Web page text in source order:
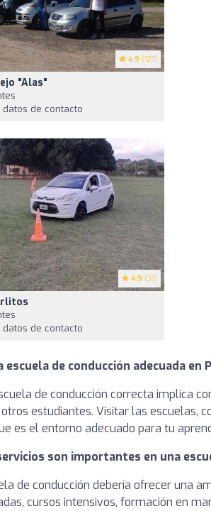
4.9 (121)
"Alas"
de contacto
4.9 (31)
de contacto
de conducción adecuada en
de conducción correcta implica
estudiantes. Visitar las escuelas,
es el entorno adecuado para tu
son importantes en una
de conducción debería ofrecer una
cursos intensivos, formación en